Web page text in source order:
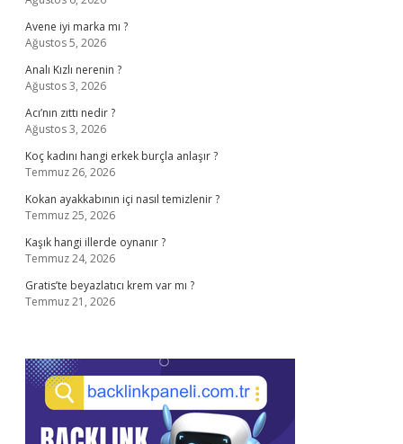
Avene iyi marka mı ?
Ağustos 5, 2026
Analı Kızlı nerenin ?
Ağustos 3, 2026
Acı’nın zıttı nedir ?
Ağustos 3, 2026
Koç kadını hangi erkek burçla anlaşır ?
Temmuz 26, 2026
Kokan ayakkabının içi nasıl temizlenir ?
Temmuz 25, 2026
Kaşık hangi illerde oynanır ?
Temmuz 24, 2026
Gratis’te beyazlatıcı krem var mı ?
Temmuz 21, 2026